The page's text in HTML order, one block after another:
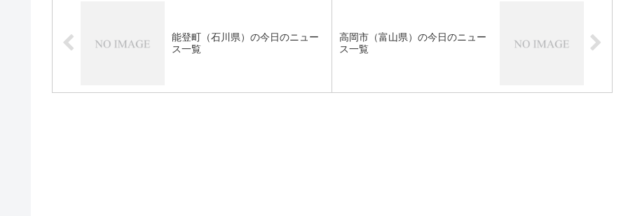
能登町（石川県）の今日のニュー
ス一覧
高岡市（富山県）の今日のニュー
ス一覧